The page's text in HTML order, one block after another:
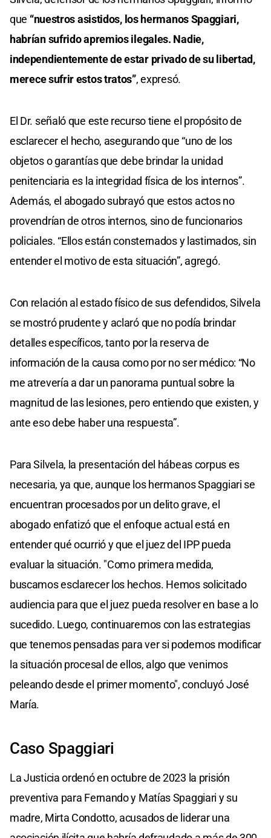
que “nuestros asistidos, los hermanos Spaggiari,
habrían sufrido apremios ilegales. Nadie,
independientemente de estar privado de su libertad,
merece sufrir estos tratos”, expresó.
El Dr. señaló que este recurso tiene el propósito de
esclarecer el hecho, asegurando que “uno de los
objetos o garantías que debe brindar la unidad
penitenciaria es la integridad física de los internos”.
Además, el abogado subrayó que estos actos no
provendrían de otros internos, sino de funcionarios
policiales. “Ellos están consternados y lastimados, sin
entender el motivo de esta situación”, agregó.
Con relación al estado físico de sus defendidos, Silvela
se mostró prudente y aclaró que no podía brindar
detalles específicos, tanto por la reserva de
información de la causa como por no ser médico: “No
me atrevería a dar un panorama puntual sobre la
magnitud de las lesiones, pero entiendo que existen, y
ante eso debe haber una respuesta”.
Para Silvela, la presentación del hábeas corpus es
necesaria, ya que, aunque los hermanos Spaggiari se
encuentran procesados por un delito grave, el
abogado enfatizó que el enfoque actual está en
entender qué ocurrió y que el juez del IPP pueda
evaluar la situación. "Como primera medida,
buscamos esclarecer los hechos. Hemos solicitado
audiencia para que el juez pueda resolver en base a lo
sucedido. Luego, continuaremos con las estrategias
que tenemos pensadas para ver si podemos modificar
la situación procesal de ellos, algo que venimos
peleando desde el primer momento", concluyó José
María.
Caso Spaggiari
La Justicia ordenó en octubre de 2023 la prisión
preventiva para Fernando y Matías Spaggiari y su
madre, Mirta Condotto, acusados de liderar una